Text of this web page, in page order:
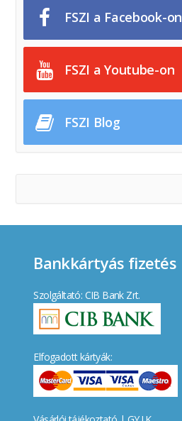
FSZI a Facebook-on
FSZI a Youtube-on
FSZI Blog
Bankkártyás fizetés
Szolgáltató: CIB Bank Zrt.
Elfogadott kártyák: